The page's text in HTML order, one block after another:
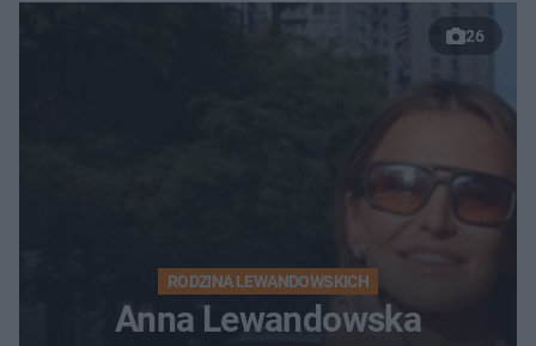
26
RODZINA LEWANDOWSKICH
Anna Lewandowska